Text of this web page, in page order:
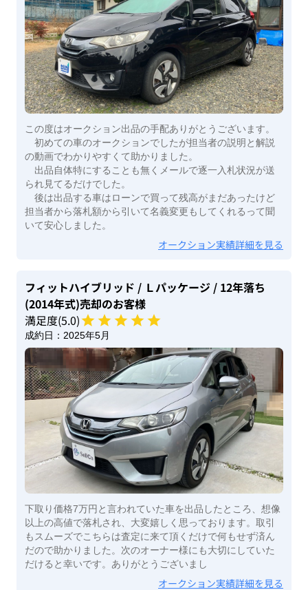
この度はオークション出品の手配ありがとうございます。
初めての車のオークションでしたが担当者の説明と解説
の動画でわかりやすくて助かりました。
出品自体特にすることも無くメールで逐一入札状況が送
られ見てるだけでした。
後は出品する車はローンで買って残高がまだあったけど
担当者から落札額から引いて名義変更もしてくれるって聞
いて安心しました。
オークション実績詳細を見る
フィットハイブリッド / Ｌパッケージ / 12年落ち
(2014年式)売却のお客様
満足度(5.0)
成約日： 2025年5月
下取り価格7万円と言われていた車を出品したところ、想像
以上の高値で落札され、大変嬉しく思っております。取引
もスムーズでこちらは査定に来て頂くだけで何もせず済ん
だので助かりました。次のオーナー様にも大切にしていた
だけると幸いです。ありがとうございまし
オークション実績詳細を見る